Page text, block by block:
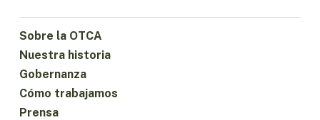
Sobre la OTCA
Nuestra historia
Gobernanza
Cómo trabajamos
Prensa